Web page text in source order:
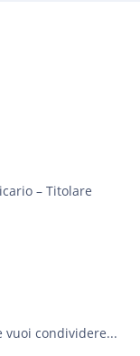
– Titolare
vuoi condividere...